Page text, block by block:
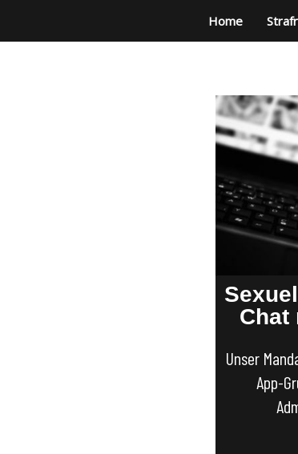
Home
Chat
Unser
App-